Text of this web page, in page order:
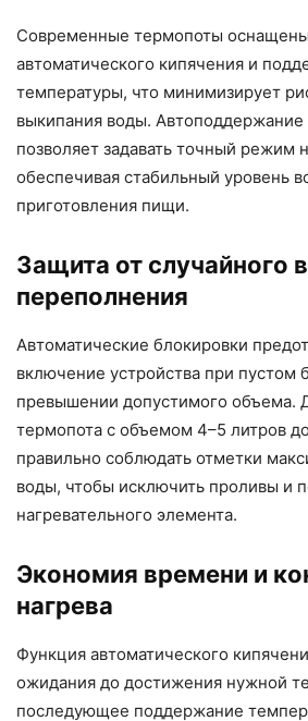
Современные термопоты
автоматического кипячения и
температуры, что минимизирует
выкипания воды.
позволяет задавать точный режим
обеспечивая стабильный уровень
приготовления пищи.
Защита от случайного
переполнения
Автоматические блокировки
включение устройства при пустом
превышении допустимого объема.
термопота с объемом 4–5 литров
правильно соблюдать отметки
воды, чтобы исключить проливы и
нагревательного элемента.
Экономия времени и
нагрева
Функция автоматического
ожидания до достижения нужной
последующее поддержание